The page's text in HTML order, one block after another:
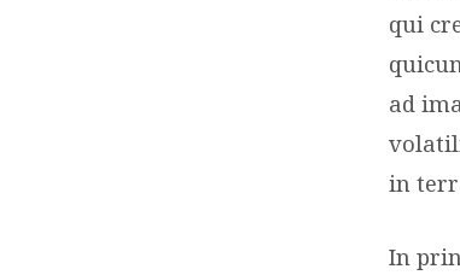
qui
ad
in
In